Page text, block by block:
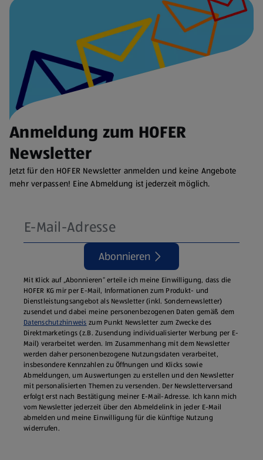
Anmeldung zum HOFER
Newsletter
Jetzt für den HOFER Newsletter anmelden und keine Angebote
mehr verpassen! Eine Abmeldung ist jederzeit möglich.
Abonnieren
Mit Klick auf „Abonnieren“ erteile ich meine Einwilligung, dass die
HOFER KG mir per E-Mail, Informationen zum Produkt- und
Dienstleistungsangebot als Newsletter (inkl. Sondernewsletter)
zusendet und dabei meine personenbezogenen Daten gemäß dem
Datenschutzhinweis zum Punkt Newsletter zum Zwecke des
Direktmarketings (z.B. Zusendung individualisierter Werbung per E-
Mail) verarbeitet werden. Im Zusammenhang mit dem Newsletter
werden daher personenbezogene Nutzungsdaten verarbeitet,
insbesondere Kennzahlen zu Öffnungen und Klicks sowie
Abmeldungen, um Auswertungen zu erstellen und den Newsletter
mit personalisierten Themen zu versenden. Der Newsletterversand
erfolgt erst nach Bestätigung meiner E-Mail-Adresse. Ich kann mich
vom Newsletter jederzeit über den Abmeldelink in jeder E‑Mail
abmelden und meine Einwilligung für die künftige Nutzung
widerrufen.